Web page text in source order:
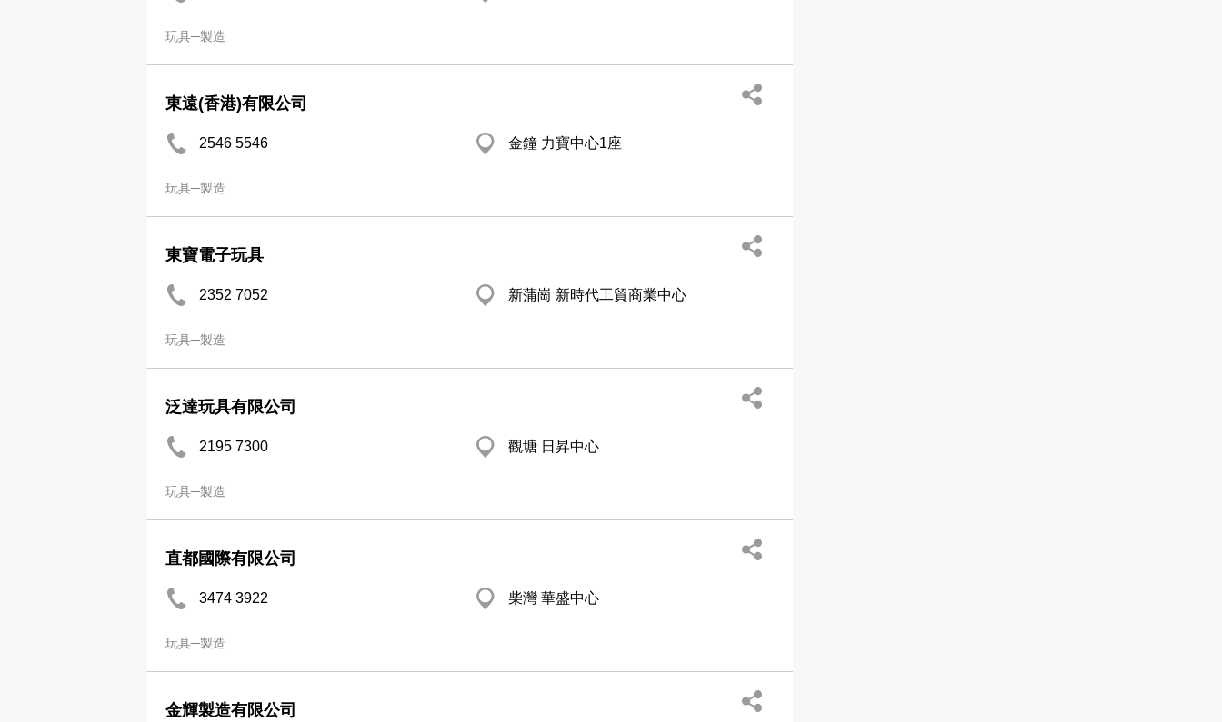
玩具─製造
東遠(香港)有限公司
2546 5546 金鐘 力寶中心1座
玩具─製造
東寶電子玩具
2352 7052 新蒲崗 新時代工貿商業中心
玩具─製造
泛達玩具有限公司
2195 7300 觀塘 日昇中心
玩具─製造
直都國際有限公司
3474 3922 柴灣 華盛中心
玩具─製造
金輝製造有限公司